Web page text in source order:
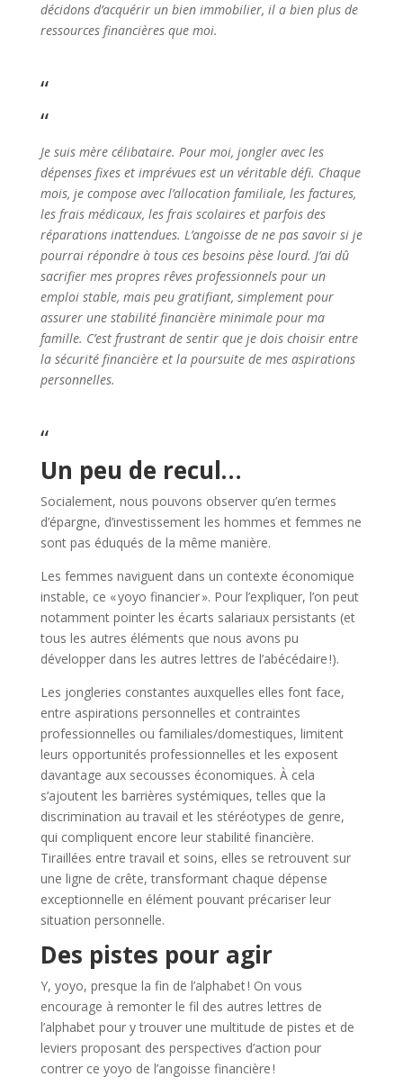
décidons d’acquérir un bien immobilier, il a bien plus de
ressources financières que moi.
“
“
Je suis mère célibataire. Pour moi, jongler avec les
dépenses fixes et imprévues est un véritable défi. Chaque
mois, je compose avec l’allocation familiale, les factures,
les frais médicaux, les frais scolaires et parfois des
réparations inattendues. L’angoisse de ne pas savoir si je
pourrai répondre à tous ces besoins pèse lourd. J’ai dû
sacrifier mes propres rêves professionnels pour un
emploi stable, mais peu gratifiant, simplement pour
assurer une stabilité financière minimale pour ma
famille. C’est frustrant de sentir que je dois choisir entre
la sécurité financière et la poursuite de mes aspirations
personnelles.
“
Un peu de recul…
Socialement, nous pouvons observer qu’en termes
d’épargne, d’investissement les hommes et femmes ne
sont pas éduqués de la même manière.
Les femmes naviguent dans un contexte économique
instable, ce « yoyo financier ». Pour l’expliquer, l’on peut
notamment pointer les écarts salariaux persistants (et
tous les autres éléments que nous avons pu
développer dans les autres lettres de l’abécédaire !).
Les jongleries constantes auxquelles elles font face,
entre aspirations personnelles et contraintes
professionnelles ou familiales/domestiques, limitent
leurs opportunités professionnelles et les exposent
davantage aux secousses économiques. À cela
s’ajoutent les barrières systémiques, telles que la
discrimination au travail et les stéréotypes de genre,
qui compliquent encore leur stabilité financière.
Tiraillées entre travail et soins, elles se retrouvent sur
une ligne de crête, transformant chaque dépense
exceptionnelle en élément pouvant précariser leur
situation personnelle.
Des pistes pour agir
Y, yoyo, presque la fin de l’alphabet ! On vous
encourage à remonter le fil des autres lettres de
l’alphabet pour y trouver une multitude de pistes et de
leviers proposant des perspectives d’action pour
contrer ce yoyo de l’angoisse financière !